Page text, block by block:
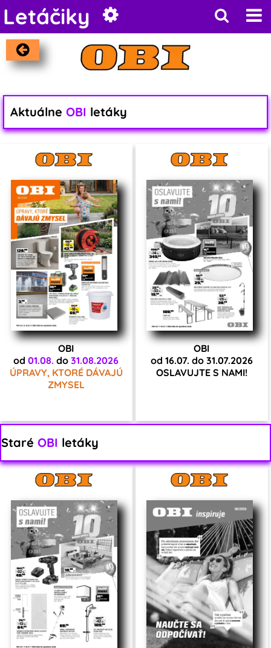
Letáčiky
Aktuálne OBI letáky
OBI
od 01.08. do 31.08.2026
ÚPRAVY, KTORÉ DÁVAJÚ
ZMYSEL
OBI
od 16.07. do 31.07.2026
OSLAVUJTE S NAMI!
Staré OBI letáky